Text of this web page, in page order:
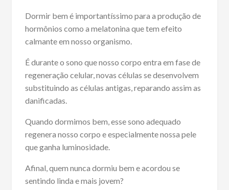
Dormir bem é importantíssimo para a produção de
hormônios como a melatonina que tem efeito
calmante em nosso organismo.
É durante o sono que nosso corpo entra em fase de
regeneração celular, novas células se desenvolvem
substituindo as células antigas, reparando assim as
danificadas.
Quando dormimos bem, esse sono adequado
regenera nosso corpo e especialmente nossa pele
que ganha luminosidade.
Afinal, quem nunca dormiu bem e acordou se
sentindo linda e mais jovem?